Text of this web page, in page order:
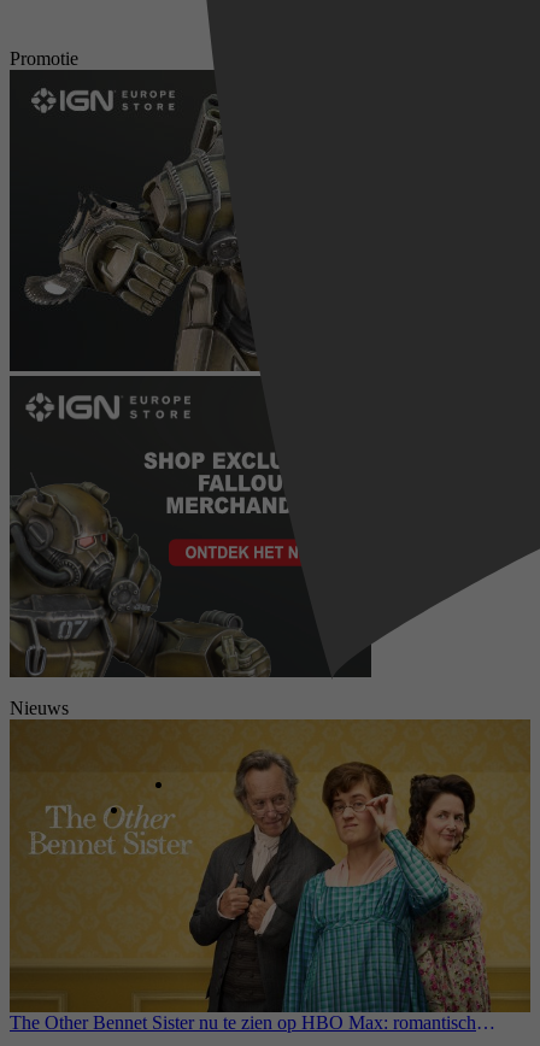
Promotie
Nieuws
The Other Bennet Sister nu te zien op HBO Max: romantisch